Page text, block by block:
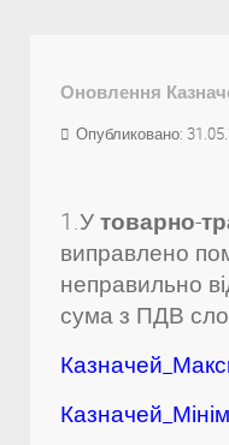
Оновлення
Опубликовано:
1.У товарно-
виправлено
неправильно
сума з ПДВ